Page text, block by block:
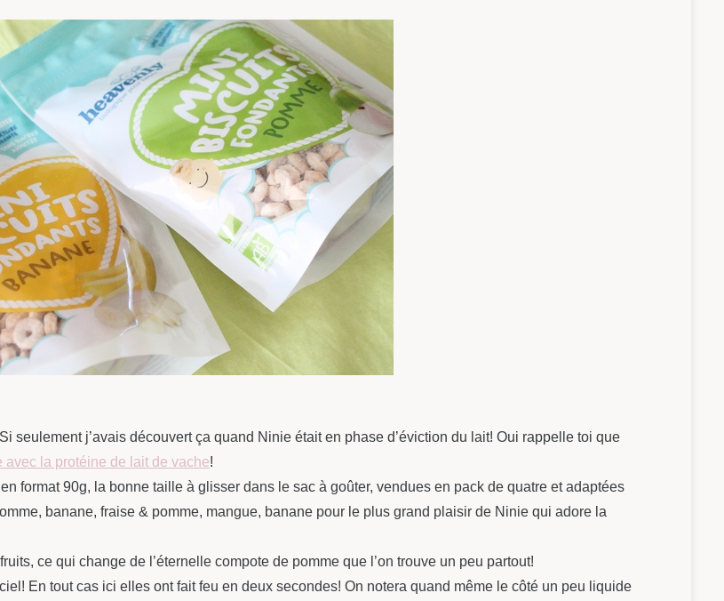
seulement j’avais découvert ça quand Ninie était en phase d’éviction du lait! Oui rappelle toi que
la protéine de lait de vache!
format 90g, la bonne taille à glisser dans le sac à goûter, vendues en pack de quatre et adaptées
banane, fraise & pomme, mangue, banane pour le plus grand plaisir de Ninie qui adore la
ce qui change de l’éternelle compote de pomme que l’on trouve un peu partout!
En tout cas ici elles ont fait feu en deux secondes! On notera quand même le côté un peu liquide